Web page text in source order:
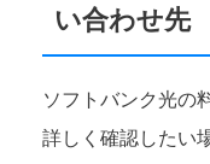
い合わせ先
ソフトバンク光の
詳しく確認したい